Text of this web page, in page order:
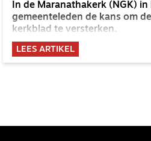
In de Maranathakerk (NGK)
gemeenteleden de kans om
kerkblad te versterken.
LEES ARTIKEL